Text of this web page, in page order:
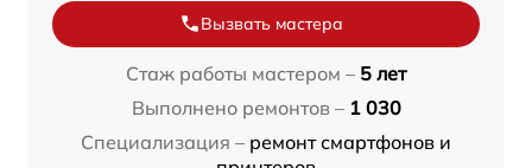
Вызвать мастера
Стаж работы мастером – 5 лет
Выполнено ремонтов – 1 030
Специализация – ремонт смартфонов и